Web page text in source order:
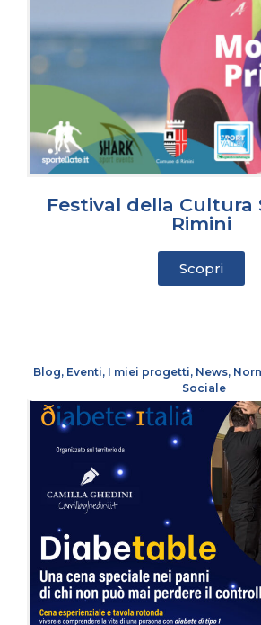
Festival della Cultura
Rimini
Scopri
Blog, Eventi, I miei progetti, News,
Sociale